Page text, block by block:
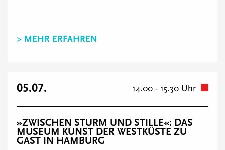
> MEHR ERFAHREN
05.07. 14.00 - 15.30 Uhr
»ZWISCHEN STURM UND STILLE«: DAS
MUSEUM KUNST DER WESTKÜSTE ZU
GAST IN HAMBURG